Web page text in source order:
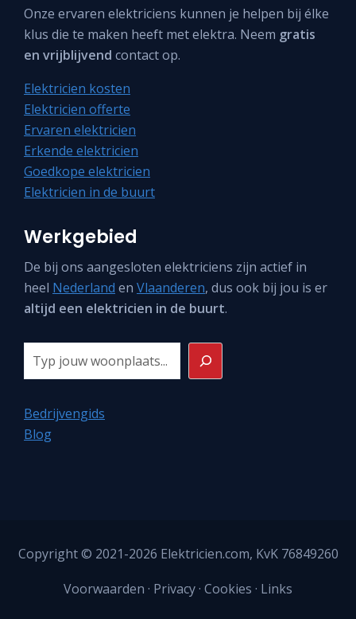
Onze ervaren elektriciens kunnen je helpen bij élke
klus die te maken heeft met elektra. Neem gratis
en vrijblijvend contact op.
Elektricien kosten
Elektricien offerte
Ervaren elektricien
Erkende elektricien
Goedkope elektricien
Elektricien in de buurt
Werkgebied
De bij ons aangesloten elektriciens zijn actief in
heel Nederland en Vlaanderen, dus ook bij jou is er
altijd een elektricien in de buurt.
Zoeken
Bedrijvengids
Blog
Copyright © 2021-2026 Elektricien.com, KvK 76849260
Voorwaarden · Privacy· Cookies · Links